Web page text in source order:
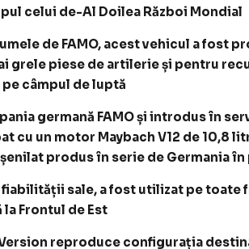
celui de-Al Doilea Război Mondial
de FAMO, acest vehicul a fost
grele piese de artilerie și pentru
câmpul de luptă
germană FAMO și introdus în
cu un motor Maybach V12 de 10,8
produs în serie de Germania
sale, a fost utilizat pe toate
Frontul de Est
reproduce configurația